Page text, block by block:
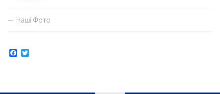
Наші Фото
Facebook